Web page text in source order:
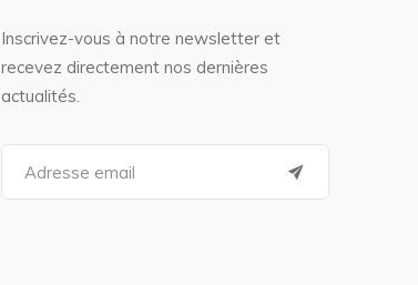
Inscrivez-vous à notre newsletter et
recevez directement nos dernières
actualités.
a